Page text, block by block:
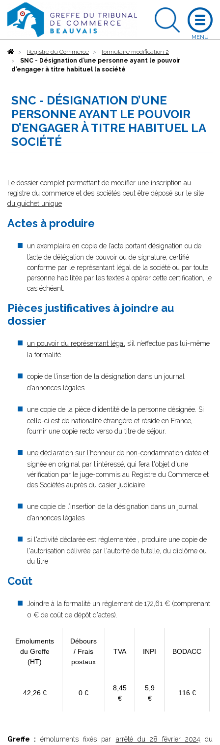
AccueilRegistre du Commerce
formulaire modification 2
SNC - Désignation d’une personne ayant le pouvoir
d’engager à titre habituel la société
SNC - DÉSIGNATION D’UNE
PERSONNE AYANT LE POUVOIR
D’ENGAGER À TITRE HABITUEL LA
SOCIÉTÉ
Le dossier complet permettant de modifier une inscription au
registre du commerce et des sociétés peut être déposé sur le site
du guichet unique
Actes à produire
un exemplaire en copie de l’acte portant désignation ou de
l’acte de délégation de pouvoir ou de signature, certifié
conforme par le représentant légal de la société ou par toute
personne habilitée par les textes à opérer cette certification, le
cas échéant.
Pièces justificatives à joindre au
dossier
un pouvoir du représentant légal s’il n’effectue pas lui-même
la formalité
copie de l’insertion de la désignation dans un journal
d’annonces légales
une copie de la pièce d’identité de la personne désignée. Si
celle-ci est de nationalité étrangère et réside en France,
fournir une copie recto verso du titre de séjour.
une déclaration sur l’honneur de non-condamnation datée et
signée en original par l’intéressé, qui fera l'objet d'une
vérification par le juge-commis au Registre du Commerce et
des Sociétés auprès du casier judiciaire
une copie de l’insertion de la désignation dans un journal
d’annonces légales
si l'activité déclarée est réglementée , produire une copie de
l'autorisation délivrée par l'autorité de tutelle, du diplôme ou
du titre
Coût
Joindre à la formalité un règlement de172,61 € (comprenant
0 € de coût de dépôt d'actes).
Emoluments
du Greffe
(HT)
Débours
/ Frais
postaux
TVA INPI BODACC
42,26 € 0 €
8,45
€
5,9
€
116 €
Greffe : émoluments fixés par arrêté du 28 février 2024 du